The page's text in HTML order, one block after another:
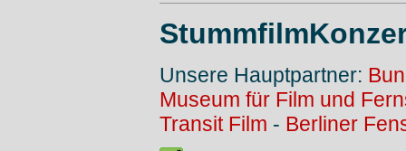
Unsere Hauptpartner:
Museum für Film und
Transit Film - Berliner